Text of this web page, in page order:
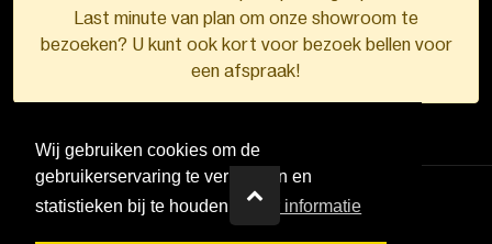
Wij gebruiken cookies om de
gebruikerservaring te verbeteren en
statistieken bij te houden.
Meer informatie
Last minute van plan om onze showroom te
bezoeken? U kunt ook kort voor bezoek bellen voor
een afspraak!